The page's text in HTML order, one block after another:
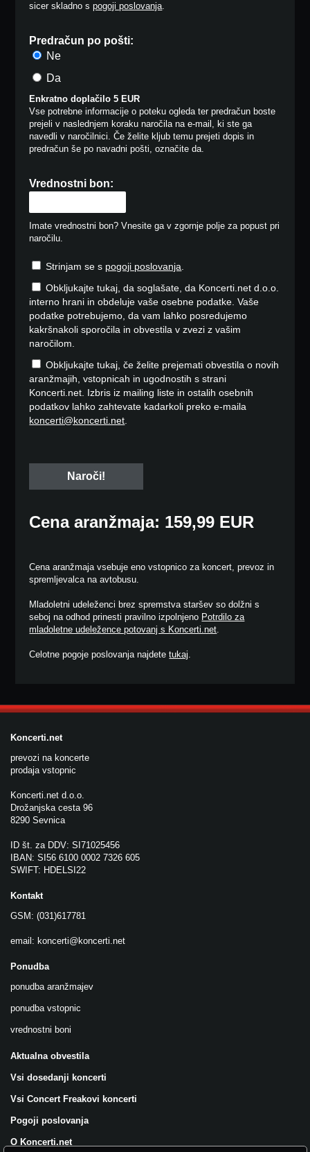
sicer skladno spogoji poslovanja.
Predračun po pošti:
Ne
Da
Enkratno doplačilo 5 EUR
Vse potrebne informacije o poteku ogleda ter predračun boste
prejeli v naslednjem koraku naročila na e-mail, ki ste ga
navedli v naročilnici. Če želite kljub temu prejeti dopis in
predračun še po navadni pošti, označite da.
Vrednostni bon:
Imate vrednostni bon? Vnesite ga v zgornje polje za popust pri
naročilu.
Strinjam se s pogoji poslovanja.
Obkljukajte tukaj, da soglašate, da Koncerti.net d.o.o.
interno hrani in obdeluje vaše osebne podatke. Vaše
podatke potrebujemo, da vam lahko posredujemo
kakršnakoli sporočila in obvestila v zvezi z vašim
naročilom.
Obkljukajte tukaj, če želite prejemati obvestila o novih
aranžmajih, vstopnicah in ugodnostih s strani
Koncerti.net. Izbris iz mailing liste in ostalih osebnih
podatkov lahko zahtevate kadarkoli preko e-maila
koncerti@koncerti.net.
Cena aranžmaja: 159,99 EUR
Cena aranžmaja vsebuje eno vstopnico za koncert, prevoz in
spremljevalca na avtobusu.
Mladoletni udeleženci brez spremstva staršev so dolžni s
seboj na odhod prinesti pravilno izpolnjeno Potrdilo za
mladoletne udeležence potovanj s Koncerti.net.
Celotne pogoje poslovanja najdetetukaj.
Koncerti.net
prevozi na koncerte
prodaja vstopnic
Koncerti.net d.o.o.
Drožanjska cesta 96
8290 Sevnica
ID št. za DDV: SI71025456
IBAN: SI56 6100 0002 7326 605
SWIFT: HDELSI22
Kontakt
GSM: (031)617781
email: koncerti@koncerti.net
Ponudba
ponudba aranžmajev
ponudba vstopnic
vrednostni boni
Aktualna obvestila
Vsi dosedanji koncerti
Vsi Concert Freakovi koncerti
Pogoji poslovanja
O Koncerti.net